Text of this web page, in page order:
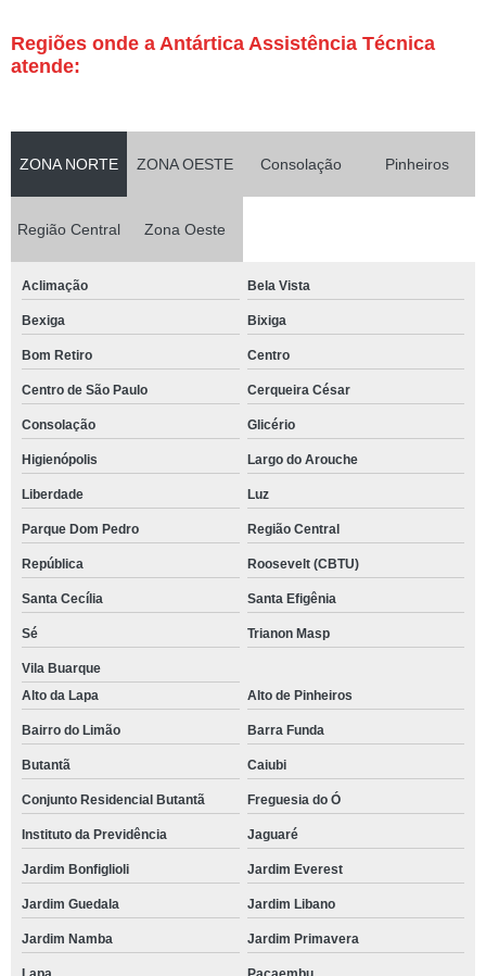
Regiões onde a Antártica Assistência Técnica
atende:
ZONA NORTE ZONA OESTE Consolação Pinheiros
Região Central Zona Oeste
Aclimação Bela Vista
Bexiga Bixiga
Bom Retiro Centro
Centro de São Paulo Cerqueira César
Consolação Glicério
Higienópolis Largo do Arouche
Liberdade Luz
Parque Dom Pedro Região Central
República Roosevelt (CBTU)
Santa Cecília Santa Efigênia
Sé Trianon Masp
Vila Buarque
Alto da Lapa
Alto de Pinheiros
Bairro do Limão Barra Funda
Butantã Caiubi
Conjunto Residencial Butantã Freguesia do Ó
Instituto da Previdência Jaguaré
Jardim Bonfiglioli Jardim Everest
Jardim Guedala Jardim Libano
Jardim Namba Jardim Primavera